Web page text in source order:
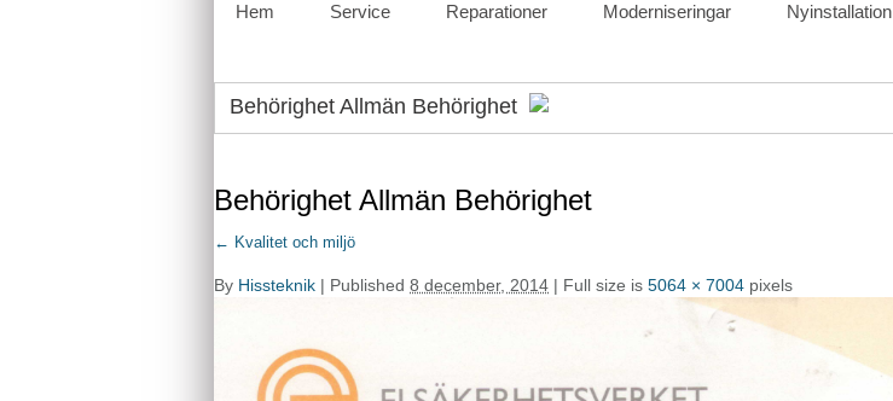
Hem Service Reparationer Moderniseringar Nyinstallation
Behörighet Allmän Behörighet
Behörighet Allmän Behörighet
← Kvalitet och miljö
By Hissteknik | Published 8 december, 2014 | Full size is 5064 × 7004 pixels